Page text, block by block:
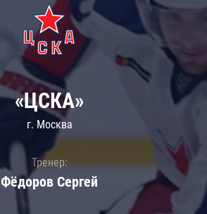
«ЦСКА»
г. Москва
Тренер:
Фёдоров Сергей